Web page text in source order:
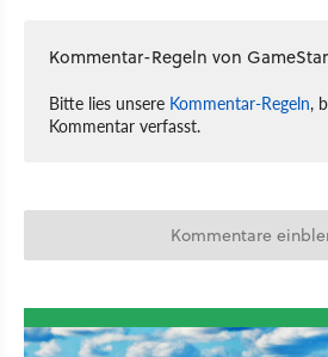
Kommentar-Regeln von GameStar
Bitte lies unsere Kommentar-Regeln,
Kommentar verfasst.
Kommentare